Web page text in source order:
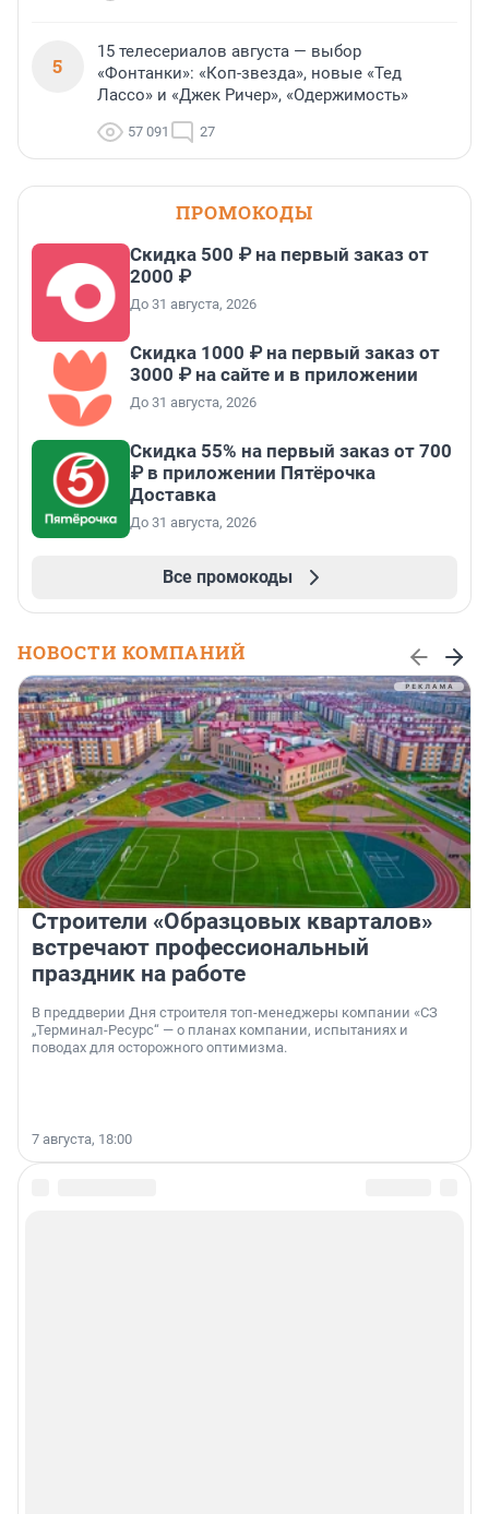
5
15 телесериалов августа — выбор
«Фонтанки»: «Коп-звезда», новые «Тед
Лассо» и «Джек Ричер», «Одержимость»
57 091 27
ПРОМОКОДЫ
Скидка 500 ₽ на первый заказ от
2000 ₽
До 31 августа, 2026
Скидка 1000 ₽ на первый заказ от
3000 ₽ на сайте и в приложении
До 31 августа, 2026
Скидка 55% на первый заказ от 700
₽ в приложении Пятёрочка
Доставка
До 31 августа, 2026
Все промокоды
НОВОСТИ КОМПАНИЙ
Строители «Образцовых кварталов»
встречают профессиональный
праздник на работе
В преддверии Дня строителя топ-менеджеры компании «СЗ
„Терминал-Ресурс“ — о планах компании, испытаниях и
поводах для осторожного оптимизма.
7 августа, 18:00